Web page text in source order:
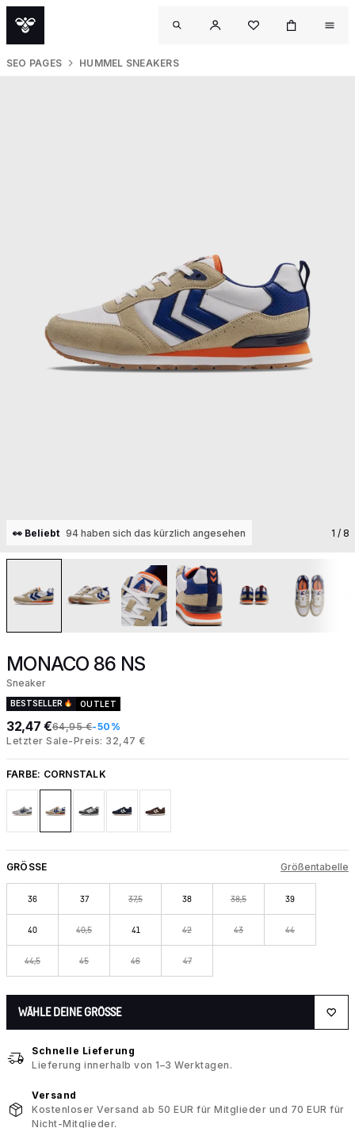
SEO PAGES HUMMEL SNEAKERS
👀 Beliebt 94 haben sich das kürzlich angesehen 1 / 8
MONACO 86 NS
Sneaker
BESTSELLER OUTLET
32,47 €64,95 €-50%
Letzter Sale-Preis: 32,47 €
FARBE: CORNSTALK
GRÖSSE Größentabelle
36 37 37,5 38 38,5 39
40 40,5 41 42 43 44
44,5 45 46 47
WÄHLE DEINE GRÖSSE
Schnelle Lieferung
Lieferung innerhalb von 1–3 Werktagen.
Versand
Kostenloser Versand ab 50 EUR für Mitglieder und 70 EUR für
Nicht-Mitglieder.